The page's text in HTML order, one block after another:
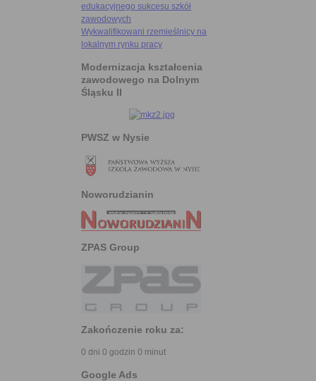
edukacyjnego sukcesu szkół
zawodowych
Wykwalifikowani rzemieślnicy na
lokalnym rynku pracy
Modernizacja kształcenia
zawodowego na Dolnym
Śląsku II
PWSZ w Nysie
Noworudzianin
ZPAS Group
Zakończenie roku za:
0 dni 0 godzin 0 minut
Google Ads